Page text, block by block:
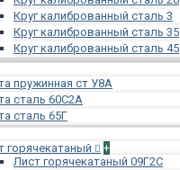
Круг калиброванный сталь 3
Круг калиброванный сталь 35
Круг калиброванный сталь 45
пружинная ст У8А
сталь 60С2А
сталь 65Г
горячекатаный
+
Лист горячекатаный 09Г2С